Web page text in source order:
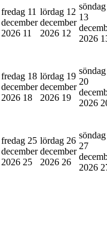
fredag 11
december
2026 11
lördag 12
december
2026 12
söndag
13
2026
fredag 18
december
2026 18
lördag 19
december
2026 19
söndag
20
2026
fredag 25
december
2026 25
lördag 26
december
2026 26
söndag
27
2026